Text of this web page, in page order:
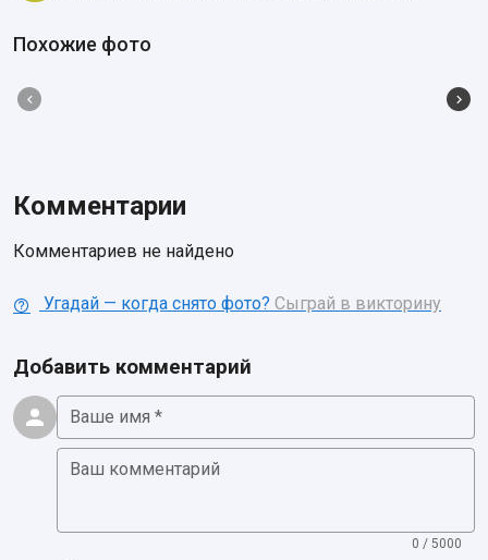
Похожие фото
Комментарии
Комментариев не найдено
Угадай — когда снято фото? Сыграй в викторину
Добавить комментарий
Ваше имя *
Ваш комментарий
0 / 5000